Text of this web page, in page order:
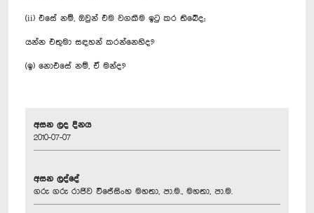
(ii) එසේ නම්, ඔවුන් එම වගකීම ඉටු කර තිබේද;
යන්න එතුමා සඳහන් කරන්නෙහිද?
(ඉ) නොඑසේ නම්, ඒ මන්ද?
අසන ලද දිනය
2010-07-07
අසන ලද්දේ
ගරු ගරු රාජිව විජේසිංහ මහතා, පා.ම., මහතා, පා.ම.